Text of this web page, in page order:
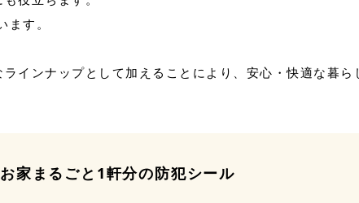
す。
インナップとして加えることにより、安心・快適な暮
お家まるごと1軒分の防犯シール